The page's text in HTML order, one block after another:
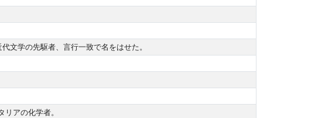
文学の先駆者、言行一致で名をはせた。
アの化学者。